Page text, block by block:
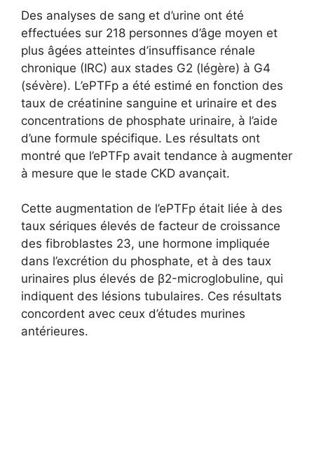
Des analyses de sang et d’urine ont été
effectuées sur 218 personnes d’âge moyen et
plus âgées atteintes d’insuffisance rénale
chronique (IRC) aux stades G2 (légère) à G4
(sévère). L’ePTFp a été estimé en fonction des
taux de créatinine sanguine et urinaire et des
concentrations de phosphate urinaire, à l’aide
d’une formule spécifique. Les résultats ont
montré que l’ePTFp avait tendance à augmenter
à mesure que le stade CKD avançait.
Cette augmentation de l’ePTFp était liée à des
taux sériques élevés de facteur de croissance
des fibroblastes 23, une hormone impliquée
dans l’excrétion du phosphate, et à des taux
urinaires plus élevés de β2-microglobuline, qui
indiquent des lésions tubulaires. Ces résultats
concordent avec ceux d’études murines
antérieures.